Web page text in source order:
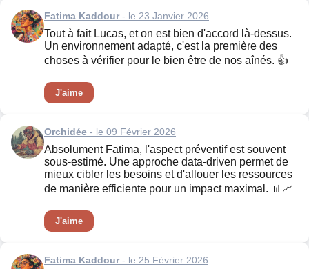
Fatima Kaddour- le 23 Janvier 2026
Tout à fait Lucas, et on est bien d'accord là-dessus.
Un environnement adapté, c'est la première des
choses à vérifier pour le bien être de nos aînés. 👍
J'aime
Orchidée - le 09 Février 2026
Absolument Fatima, l'aspect préventif est souvent
sous-estimé. Une approche data-driven permet de
mieux cibler les besoins et d'allouer les ressources
de manière efficiente pour un impact maximal. 📊📈
J'aime
Fatima Kaddour- le 25 Février 2026